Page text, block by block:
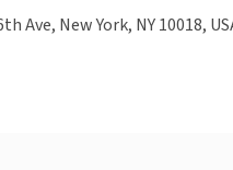
Ave, New York, NY 10018,